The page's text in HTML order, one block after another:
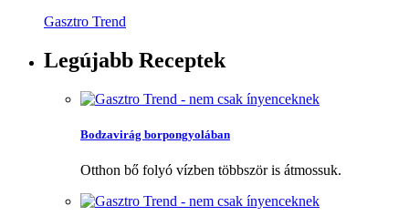
Gasztro Trend
Legújabb Receptek
Bodzavirág borpongyolában
Otthon bő folyó vízben többször is átmossuk.